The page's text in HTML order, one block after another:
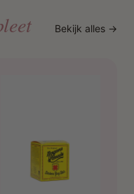
Bekijk alles →